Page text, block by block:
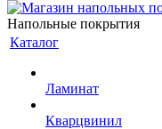
Напольные покрытия
Каталог
Ламинат
Кварцвинил